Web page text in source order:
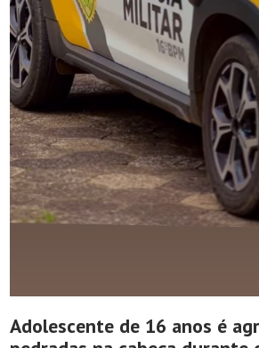
Adolescente de 16 anos é